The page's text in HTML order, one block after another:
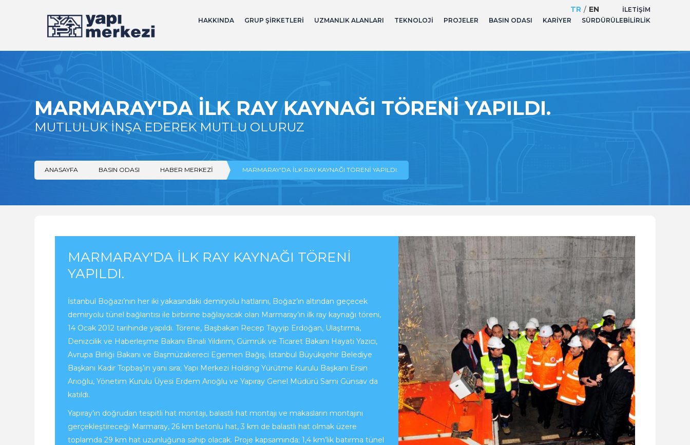
TR / EN
HAKKINDA GRUP ŞIRKETLERI UZMANLIK ALANLARI TEKNOLOJI PROJELER BASIN ODASI KARIYER SÜRDÜRÜLEBILIRLIK
İLETIŞIM
MARMARAY'DA İLK RAY KAYNAĞI TÖRENI YAPILDI.
MUTLULUK İNŞA EDEREK MUTLU OLURUZ
ANASAYFA BASIN ODASI HABER MERKEZI MARMARAY'DA İLK RAY KAYNAĞI TÖRENI YAPILDI.
MARMARAY'DA İLK RAY KAYNAĞI TÖRENI
YAPILDI.
İstanbul Boğazı’nın her iki yakasındaki demiryolu hatlarını, Boğaz’ın altından geçecek
demiryolu tünel bağlantısı ile birbirine bağlayacak olan Marmaray’ın ilk ray kaynağı töreni,
14 Ocak 2012 tarihinde yapıldı. Törene, Başbakan Recep Tayyip Erdoğan, Ulaştırma,
Denizcilik ve Haberleşme Bakanı Binali Yıldırım, Gümrük ve Ticaret Bakanı Hayati Yazıcı,
Avrupa Birliği Bakanı ve Başmüzakereci Egemen Bağış, İstanbul Büyükşehir Belediye
Başkanı Kadir Topbaş’ın yanı sıra; Yapı Merkezi Holding Yürütme Kurulu Başkanı Ersin
Arıoğlu, Yönetim Kurulu Üyesi Erdem Arıoğlu ve Yapıray Genel Müdürü Sami Günsav da
katıldı.
Yapıray’ın doğrudan tespitli hat montajı, balastlı hat montajı ve makasların montajını
gerçekleştireceği Marmaray, 26 km betonlu hat, 3 km de balastlı hat olmak üzere
toplamda 29 km hat uzunluğuna sahip olacak. Proje kapsamında; 1,4 km’lik batırma tünel